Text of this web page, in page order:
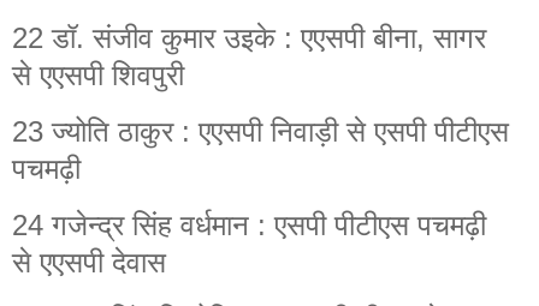
22 डॉ. संजीव कुमार उइके : एएसपी बीना, सागर
से एएसपी शिवपुरी
23 ज्योति ठाकुर : एएसपी निवाड़ी से एसपी पीटीएस
पचमढ़ी
24 गजेन्द्र सिंह वर्धमान : एसपी पीटीएस पचमढ़ी
से एएसपी देवास